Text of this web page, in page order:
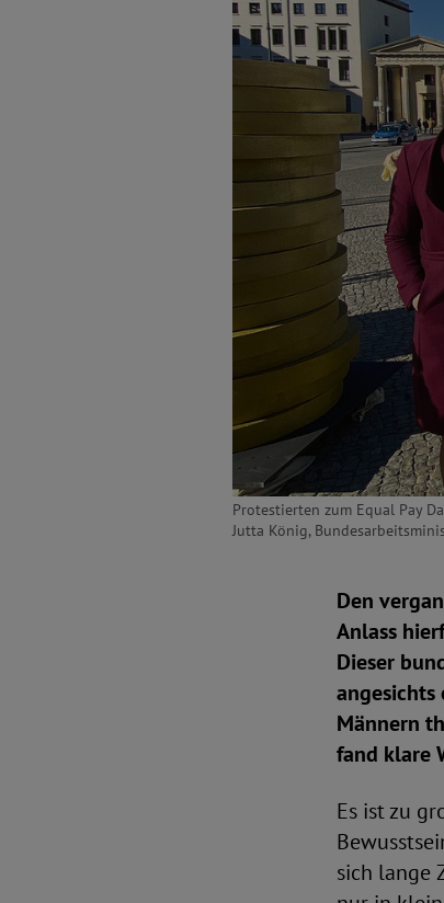
Protestierten zum Equal Pay
Jutta König,
Den
Anlass
Dieser
Männern
fand klare
Es ist zu
sich lange